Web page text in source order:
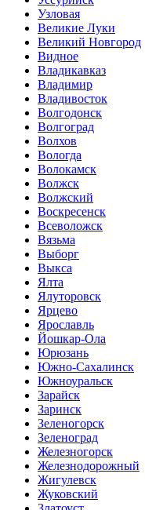
Узловая
Великие Луки
Великий Новгород
Видное
Владикавказ
Владимир
Владивосток
Волгодонск
Волгоград
Волхов
Вологда
Волокамск
Волжск
Волжский
Воскресенск
Всеволожск
Вязьма
Выборг
Выкса
Ялта
Ялуторовск
Ярцево
Ярославль
Йошкар-Ола
Юрюзань
Южно-Сахалинск
Южноуральск
Зарайск
Заринск
Зеленогорск
Зеленоград
Железногорск
Железнодорожный
Жигулевск
Жуковский